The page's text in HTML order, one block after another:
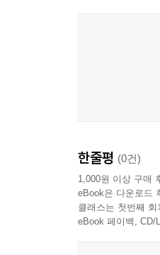
한줄평 (0건)
1,000원 이상 구매
eBook은 다운로드
클래스는 첫번째
eBook 페이백, CD/